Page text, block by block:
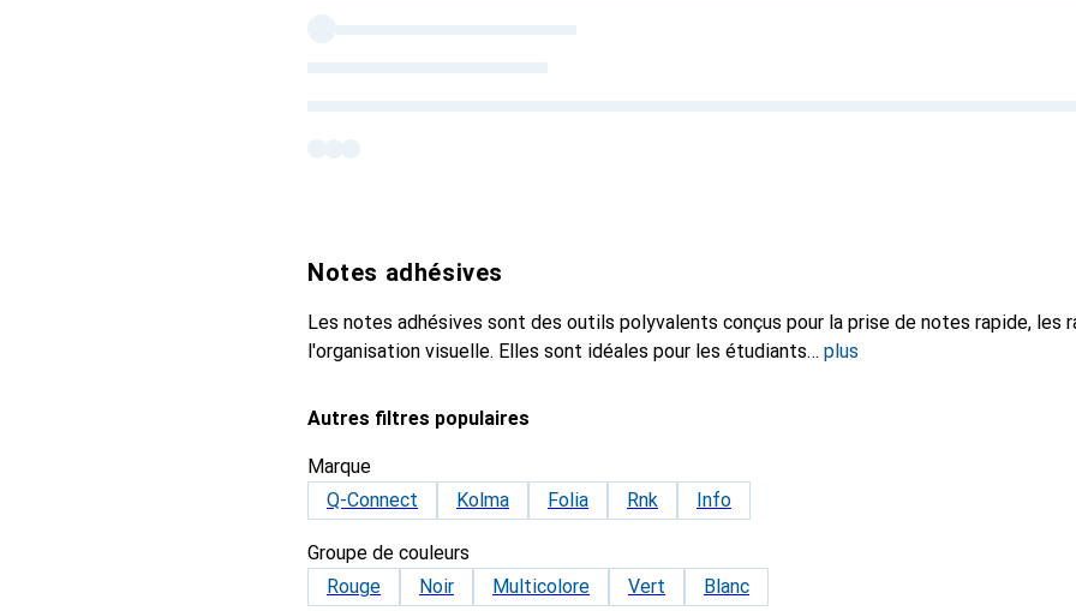
Notes adhésives
Les notes adhésives sont des outils polyvalents conçus pour la prise de notes rapide, les
l'organisation visuelle. Elles sont idéales pour les étudiants
plus
Autres filtres populaires
Marque
Q-Connect
Kolma Folia Rnk Info
Groupe de couleurs
Rouge
Noir Multicolore Vert Blanc